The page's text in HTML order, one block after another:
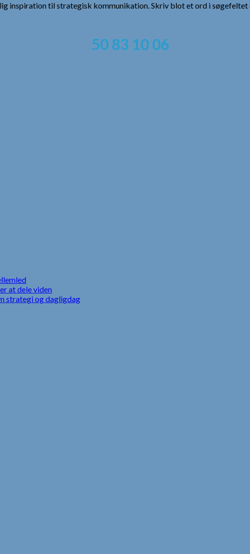
inspiration til strategisk kommunikation. Skriv blot et ord i
50 83 10 06
at dele viden
strategi og dagligdag